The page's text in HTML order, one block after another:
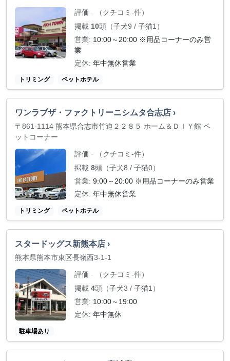
評価 -
（クチコミ-件）
掲載 10頭（子犬9 / 子猫1）
営業: 10:00～20:00 ※用品コーナーのみ営
業
定休: 年中無休営業
トリミング ペットホテル
ワンラブザ・ファクトリーニシムタ合志店 ›
〒861-1114 熊本県合志市竹迫２２８５ ホーム＆ＤＩＹ館 ペ
ットコーナー
評価 -
（クチコミ-件）
掲載 8頭（子犬8 / 子猫0）
営業: 9:00～20:00 ※用品コーナーのみ営業
定休: 年中無休営業
トリミング ペットホテル
スタードッグス新熊本店 ›
熊本県熊本市東区長嶺西3-1-1
評価 -
（クチコミ-件）
掲載 4頭（子犬3 / 子猫1）
営業: 10:00～19:00
定休: 年中無休
駐車場あり